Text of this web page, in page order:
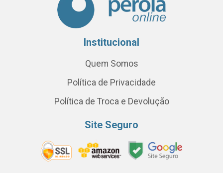
Institucional
Quem Somos
Política de Privacidade
Política de Troca e Devolução
Site Seguro